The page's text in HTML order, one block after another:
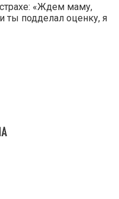
«Ждем маму,
ты подделал оценку, я